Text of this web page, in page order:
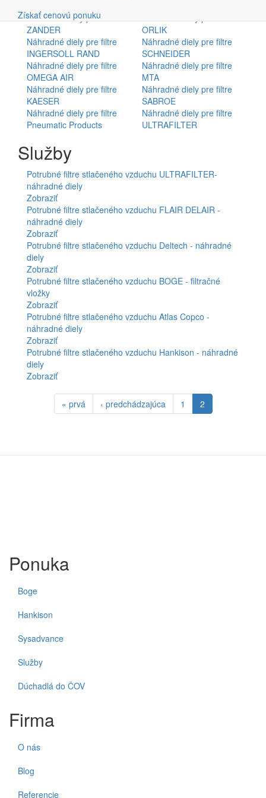
Získať cenovú ponuku
Náhradné diely pre filtre
ZANDER
ORLIK
Náhradné diely pre filtre
INGERSOLL RAND
Náhradné diely pre filtre
SCHNEIDER
Náhradné diely pre filtre
OMEGA AIR
Náhradné diely pre filtre
MTA
Náhradné diely pre filtre
KAESER
Náhradné diely pre filtre
SABROE
Náhradné diely pre filtre
Pneumatic Products
Náhradné diely pre filtre
ULTRAFILTER
Služby
Potrubné filtre stlačeného vzduchu ULTRAFILTER-
náhradné diely
Zobraziť
Potrubné filtre stlačeného vzduchu FLAIR DELAIR -
náhradné diely
Zobraziť
Potrubné filtre stlačeného vzduchu Deltech - náhradné
diely
Zobraziť
Potrubné filtre stlačeného vzduchu BOGE - filtračné
vložky
Zobraziť
Potrubné filtre stlačeného vzduchu Atlas Copco -
náhradné diely
Zobraziť
Potrubné filtre stlačeného vzduchu Hankison - náhradné
diely
Zobraziť
« prvá ‹ predchádzajúca 1 2
Ponuka
Boge
Hankison
Sysadvance
Služby
Dúchadlá do ČOV
Firma
O nás
Blog
Referencie